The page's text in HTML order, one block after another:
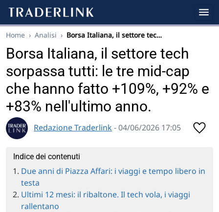
Home › Analisi › Borsa Italiana, il settore tec…
Borsa Italiana, il settore tech
sorpassa tutti: le tre mid-cap
che hanno fatto +109%, +92% e
+83% nell'ultimo anno.
Redazione Traderlink - 04/06/2026 17:05
Indice dei contenuti
Due anni di Piazza Affari: i viaggi e tempo libero in
testa
Ultimi 12 mesi: il ribaltone. Il tech vola, i viaggi
rallentano